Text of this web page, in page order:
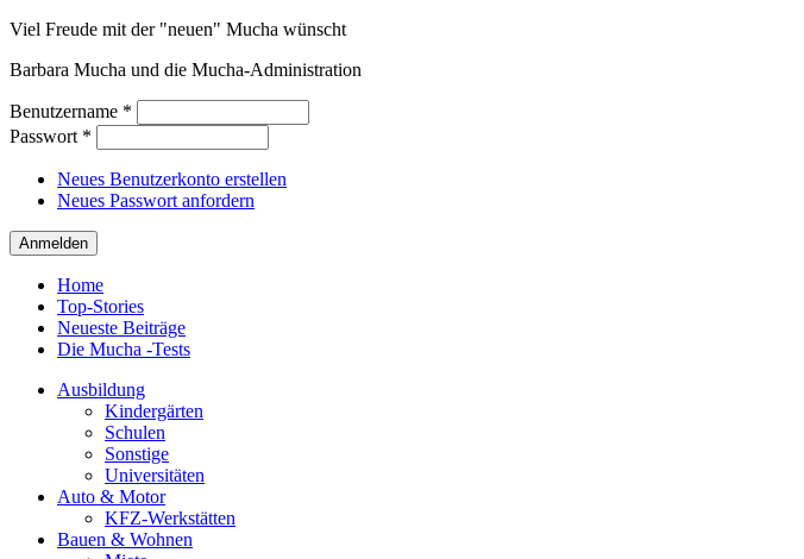
Viel Freude mit der "neuen" Mucha wünscht
Barbara Mucha und die Mucha-Administration
Benutzername *
Passwort *
Neues Benutzerkonto erstellen
Neues Passwort anfordern
Home
Top-Stories
Neueste Beiträge
Die Mucha -Tests
Ausbildung
Kindergärten
Schulen
Sonstige
Universitäten
Auto & Motor
KFZ-Werkstätten
Bauen & Wohnen